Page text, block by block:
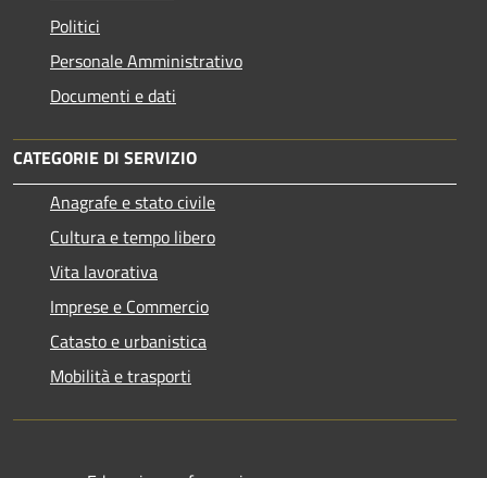
Politici
Personale Amministrativo
Documenti e dati
CATEGORIE DI SERVIZIO
Anagrafe e stato civile
Cultura e tempo libero
Vita lavorativa
Imprese e Commercio
Catasto e urbanistica
Mobilità e trasporti